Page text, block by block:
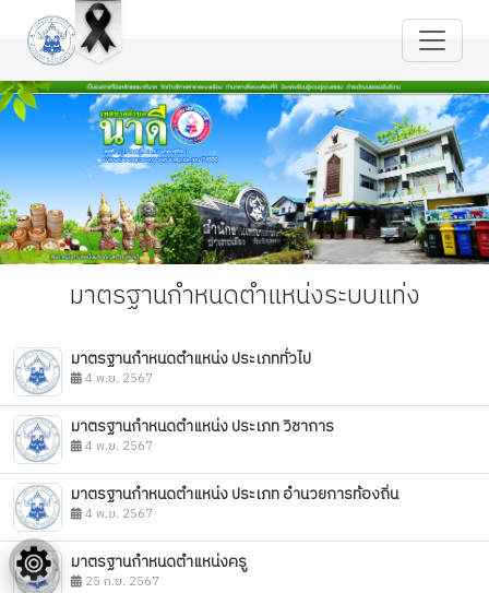
มาตรฐานกำหนดตำแหน่งระบบแท่ง
มาตรฐานกำหนดตำแหน่ง ประเภททั่วไป
4 พ.ย. 2567
มาตรฐานกำหนดตำแหน่ง ประเภท วิชาการ
4 พ.ย. 2567
มาตรฐานกำหนดตำแหน่ง ประเภท อำนวยการท้องถิ่น
4 พ.ย. 2567
มาตรฐานกำหนดตำแหน่งครู
25 ก.ย. 2567